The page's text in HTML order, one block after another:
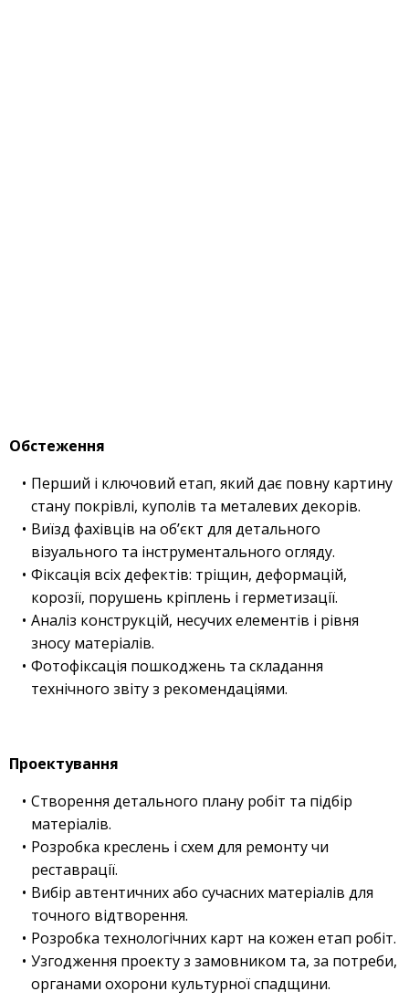
Обстеження
Перший і ключовий етап, який дає повну картину
стану покрівлі, куполів та металевих декорів.
Виїзд фахівців на об’єкт для детального
візуального та інструментального огляду.
Фіксація всіх дефектів: тріщин, деформацій,
корозії, порушень кріплень і герметизації.
Аналіз конструкцій, несучих елементів і рівня
зносу матеріалів.
Фотофіксація пошкоджень та складання
технічного звіту з рекомендаціями.
Проектування
Створення детального плану робіт та підбір
матеріалів.
Розробка креслень і схем для ремонту чи
реставрації.
Вибір автентичних або сучасних матеріалів для
точного відтворення.
Розробка технологічних карт на кожен етап робіт.
Узгодження проекту з замовником та, за потреби,
органами охорони культурної спадщини.